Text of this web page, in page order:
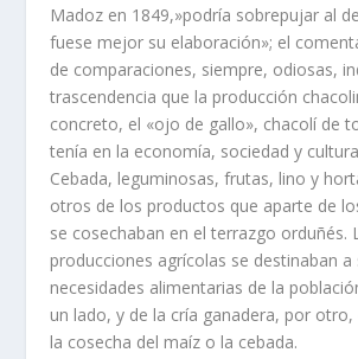
Madoz en 1849,»podría sobrepujar al
fuese mejor su elaboración»; el
de comparaciones, siempre, odiosas,
trascendencia que la producción
concreto, el «ojo de gallo», chacolí de
tenía en la economía, sociedad y
Cebada, leguminosas, frutas, lino y
otros de los productos que aparte de
se cosechaban en el terrazgo orduñés.
producciones agrícolas se destinaban a
necesidades alimentarias de la
un lado, y de la cría ganadera, por
la cosecha del maíz o la cebada.